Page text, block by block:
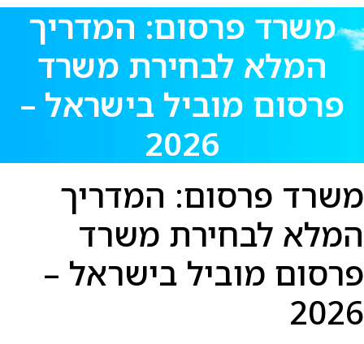
משרד פרסום: המדריך
המלא לבחירת משרד
פרסום מוביל בישראל –
2026
משרד פרסום: המדריך
המלא לבחירת משרד
פרסום מוביל בישראל –
2026